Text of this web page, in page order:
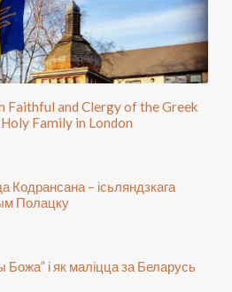
Faithful and Clergy of the Greek
Family in London
Кодрансана – ісьляндзкага
Полацку
Божа” і як маліцца за Беларусь